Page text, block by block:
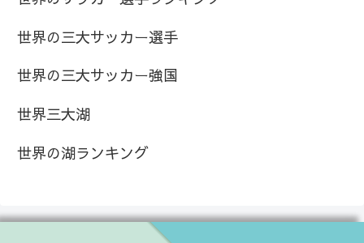
世界の三大サッカー選手
世界の三大サッカー強国
世界三大湖
世界の湖ランキング